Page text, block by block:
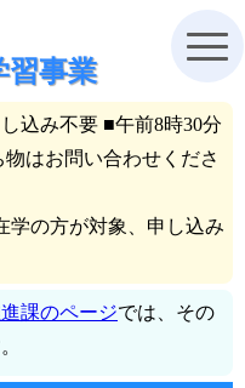
習事業
込み不要 ■午前8時30分
はお問い合わせくださ
学の方が対象、申し込み
課のページでは、その